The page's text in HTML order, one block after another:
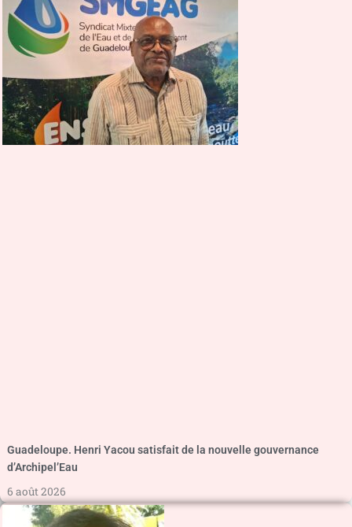
Guadeloupe. Henri Yacou satisfait de la nouvelle gouvernance
d’Archipel’Eau
6 août 2026